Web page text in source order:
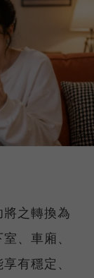
之轉換為
、車廂、
有穩定、